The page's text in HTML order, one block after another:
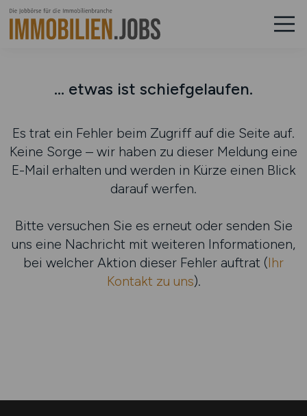
... etwas ist schiefgelaufen.
Es trat ein Fehler beim Zugriff auf die Seite auf.
Keine Sorge – wir haben zu dieser Meldung eine
E-Mail erhalten und werden in Kürze einen Blick
darauf werfen.
Bitte versuchen Sie es erneut oder senden Sie
uns eine Nachricht mit weiteren Informationen,
bei welcher Aktion dieser Fehler auftrat (Ihr
Kontakt zu uns).